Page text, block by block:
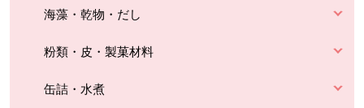
海藻・乾物・だし
粉類・皮・製菓材料
缶詰・水煮